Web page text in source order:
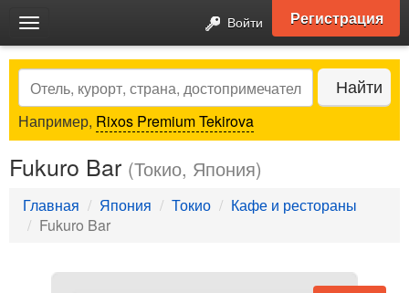
Toggle
navigation
Войти Регистрация
Search Найти
Например, Rixos Premium Tekirova
Fukuro Bar (Токио, Япония)
Главная Япония Токио
Кафе и рестораны
Fukuro Bar